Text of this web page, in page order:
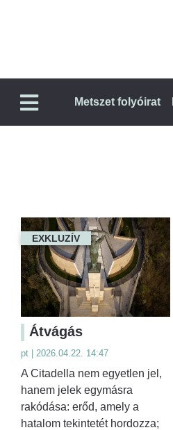
Metszet folyóirat
EXKLUZÍV
Átvágás
pt | 2026.04.22. 14:47
A Citadella nem egyetlen jel,
hanem jelek egymásra
rakódása: erőd, amely a
hatalom tekintetét hordozza;